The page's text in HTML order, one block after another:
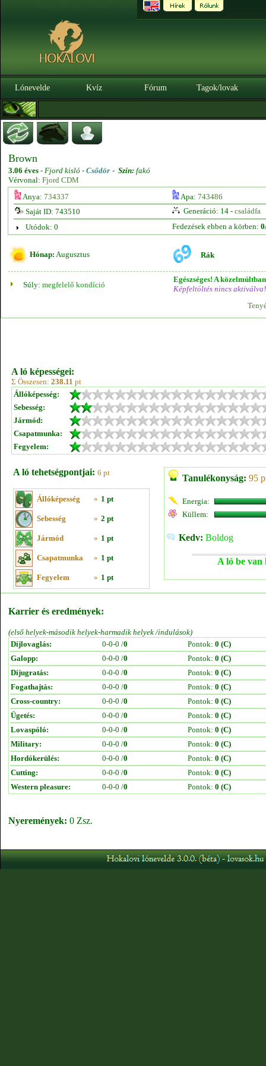
Lónevelde Kvíz Fórum Tagok/lovak
Brown
3.06 éves - Fjord kisló - Csődör - Szín: fakó
Vérvonal: Fjord CDM
Anya: 734337 Apa: 743486
Saját ID: 743510
Generáció: 14 - családfa
Utódok: 0
Fedezések ebben a körben:
Hónap: Augusztus Rák
Súly: megfelelő kondíció
Egészséges! A
Képfeltöltés nincs aktiválva!
A ló képességei:
Σ Összesen: 238.11 pt
Állóképesség:
Sebesség:
Jármód:
Csapatmunka:
Fegyelem:
A ló tehetségpontjai: 6 pt
Állóképesség » 1 pt
Sebesség » 2 pt
Jármód » 1 pt
Csapatmunka » 1 pt
Fegyelem » 1 pt
Tanulékonyság: 95
Energia:
Küllem:
Kedv: Boldog
A ló be van
Karrier és eredmények:
(első helyek-második helyek-harmadik helyek /indulások)
Díjlovaglás:
0-0-0 /0 Pontok: 0 (C)
Galopp:
0-0-0 /0 Pontok: 0 (C)
Díjugratás:
0-0-0 /0 Pontok: 0 (C)
Fogathajtás:
0-0-0 /0 Pontok: 0 (C)
Cross-country:
0-0-0 /0 Pontok: 0 (C)
Ügetés:
0-0-0 /0 Pontok: 0 (C)
Lovaspóló:
0-0-0 /0 Pontok: 0 (C)
Military:
0-0-0 /0 Pontok: 0 (C)
Hordókerülés:
0-0-0 /0 Pontok: 0 (C)
Cutting:
0-0-0 /0 Pontok: 0 (C)
Western pleasure:
0-0-0 /0 Pontok: 0 (C)
Nyeremények: 0 Zsz.